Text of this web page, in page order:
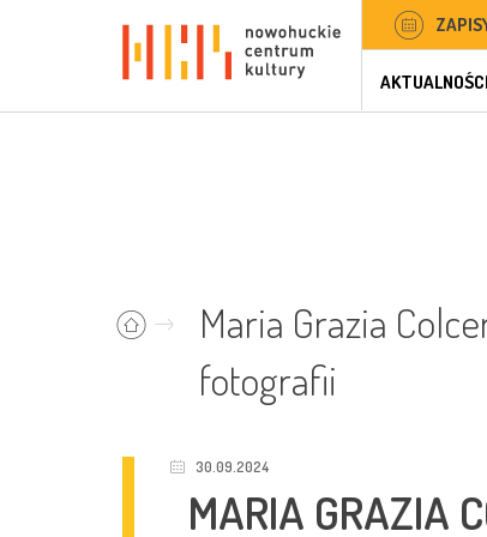
AKTUALNOŚCI
Maria Grazia
fotografii
30.09.2024
MARIA GRAZIA